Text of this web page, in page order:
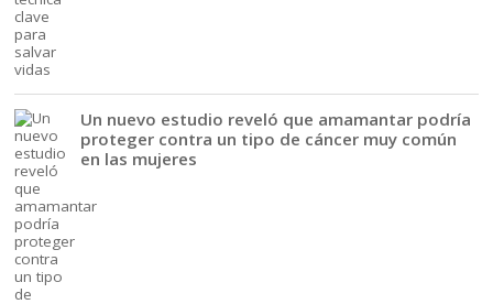
Un nuevo estudio reveló que amamantar podría
proteger contra un tipo de cáncer muy común
en las mujeres